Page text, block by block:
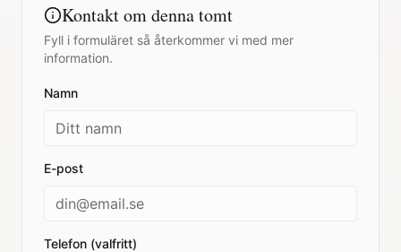
Kontakt om denna tomt
Fyll i formuläret så återkommer vi med mer
information.
Namn
E-post
Telefon (valfritt)